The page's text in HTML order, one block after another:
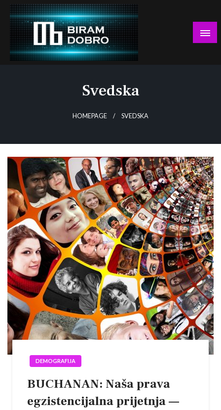
Skip
content
Svedska
HOMEPAGE SVEDSKA
DEMOGRAFIJA
BUCHANAN: Naša prava
egzistencijalna prijetnja —